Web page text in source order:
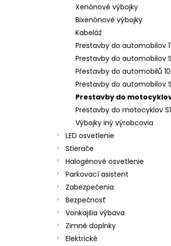
Xenónové výbojky
Bixenónové výbojky
Kabeláž
Prestavby do automobilov
Prestavby do automobilov
Přestavby do automobilů
Prestavby do automobilov
Prestavby do motocyklov
Prestavby do motocyklov
Výbojky iný výrobcovia
LED osvetlenie
Stierače
Halogénové osvetlenie
Parkovací asistent
Zabezpečenia
Bezpečnosť
Vonkajšia výbava
Zimné doplnky
Elektrické